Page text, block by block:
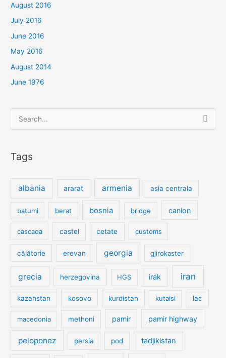
August 2016
July 2016
June 2016
May 2016
August 2014
June 1976
Search
for:
Tags
albania ararat armenia asia centrala
batumi berat bosnia bridge canion
cascada castel cetate customs
călătorie erevan georgia gjirokaster
grecia herzegovina HGS irak iran
kazahstan kosovo kurdistan kutaisi lac
macedonia methoni pamir pamir highway
peloponez persia pod tadjikistan